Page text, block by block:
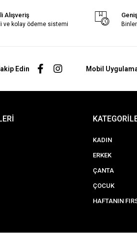
Alışveriş
ve kolay ödeme sistemi
Edin Mobil
KADIN
ERKEK
ÇANTA
ÇOCUK
HAFTANIN